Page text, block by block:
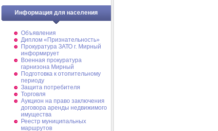
Информация для населения
Объявления
Диплом «Признательность»
Прокуратура ЗАТО г. Мирный
информирует
Военная прокуратура
гарнизона Мирный
Подготовка к отопительному
периоду
Защита потребителя
Торговля
Аукцион на право заключения
договора аренды недвижимого
имущества
Реестр муниципальных
маршрутов